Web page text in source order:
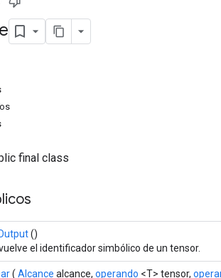
final class
()
el identificador simbólico de un tensor.
( Alcance alcance, operando <T> tensor,